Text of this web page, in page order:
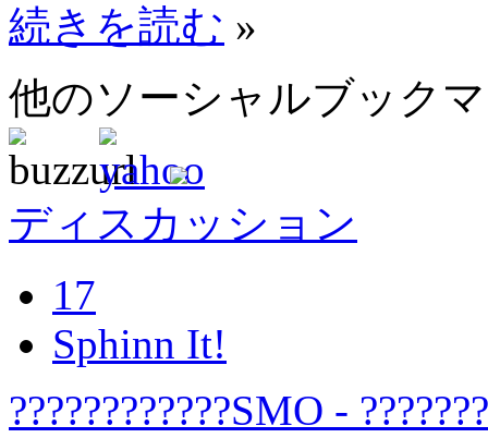
続きを読む »
他のソーシャルブック
ディスカッション
17
Sphinn It!
????????????SMO -